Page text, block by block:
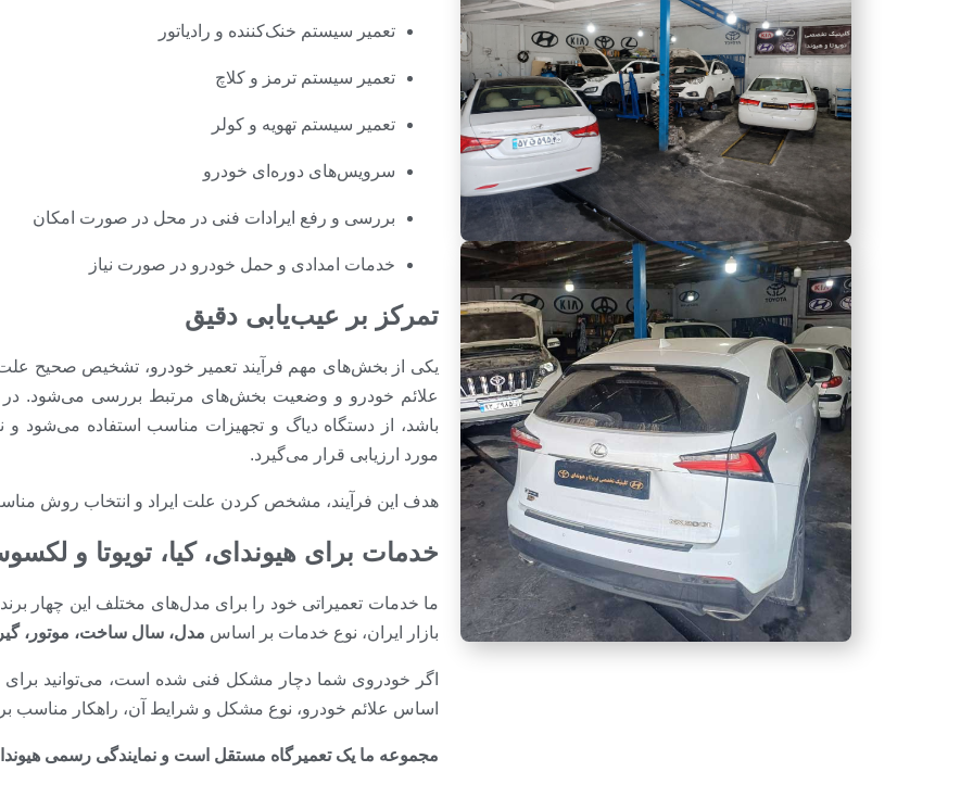
تعمیر سیستم خنک‌کننده و رادیاتور
تعمیر سیستم ترمز و کلاچ
تعمیر سیستم تهویه و کولر
سرویس‌های دوره‌ای خودرو
بررسی و رفع ایرادات فنی در محل در صورت امکان
خدمات امدادی و حمل خودرو در صورت نیاز
تمرکز بر عیب‌یابی دقیق
یکی از بخش‌های مهم فرآیند تعمیر خودرو، تشخیص صحیح
علائم خودرو و وضعیت بخش‌های مرتبط بررسی می‌شود. در
باشد، از دستگاه دیاگ و تجهیزات مناسب استفاده می‌شود
مورد ارزیابی قرار می‌گیرد.
هدف این فرآیند، مشخص کردن علت ایراد و انتخاب روش
خدمات برای هیوندای، کیا، تویوتا و
ما خدمات تعمیراتی خود را برای مدل‌های مختلف این چهار
بازار ایران، نوع خدمات بر اساس مدل، سال ساخت، موتور،
اگر خودروی شما دچار مشکل فنی شده است، می‌توانید برای
اساس علائم خودرو، نوع مشکل و شرایط آن، راهکار مناسب
مجموعه ما یک تعمیرگاه مستقل است و نمایندگی رسمی